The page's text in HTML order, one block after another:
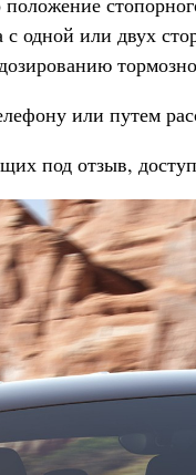
или двух
или путем
под отзыв,